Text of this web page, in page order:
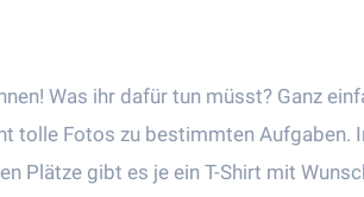
Was ihr dafür tun müsst? Ganz
tolle Fotos zu bestimmten Aufgaben.
Plätze gibt es je ein T-Shirt mit